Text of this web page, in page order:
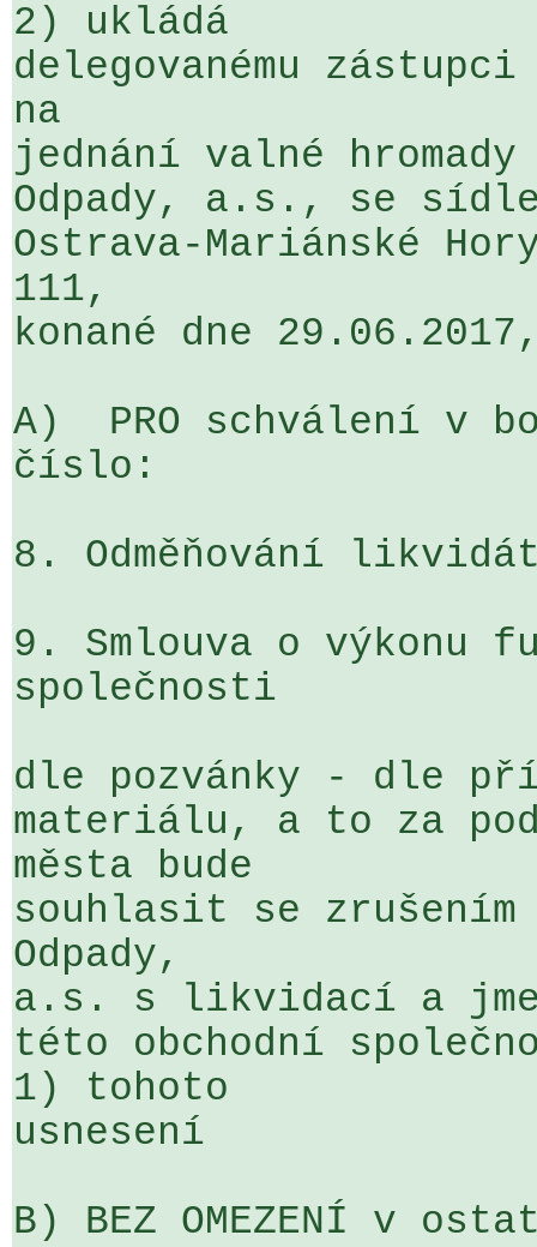
2) ukládá
delegovanému
na
jednání valné
Odpady, a.s., se
Ostrava-Mariánské
111,
konané dne
A)  PRO schválení v
číslo:
8. Odměňování
9. Smlouva o výkonu
společnosti
dle pozvánky - dle
materiálu, a to za
města bude
souhlasit se zrušením
Odpady,
a.s. s likvidací a
této obchodní
1) tohoto
usnesení
B) BEZ OMEZENÍ v